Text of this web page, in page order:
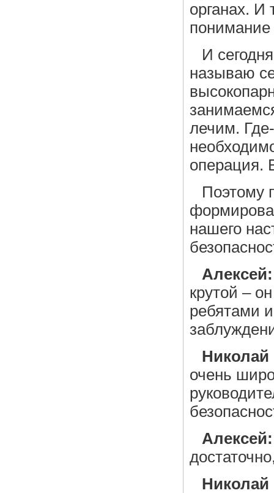
органах. И
понимание
И
называю
лечим.
операция.
Поэтому
нашего
Алексей:
крутой –
ребятами
очень
Алексей: